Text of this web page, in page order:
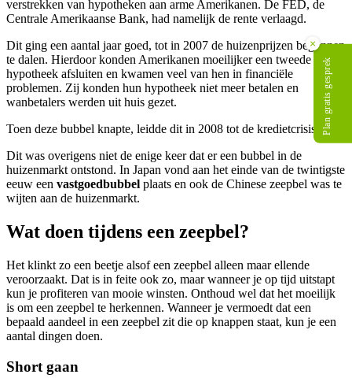
verstrekken van hypotheken aan arme Amerikanen. De FED, de
Centrale Amerikaanse Bank, had namelijk de rente verlaagd.
Dit ging een aantal jaar goed, tot in 2007 de huizenprijzen begonnen
te dalen. Hierdoor konden Amerikanen moeilijker een tweede
hypotheek afsluiten en kwamen veel van hen in financiële
problemen. Zij konden hun hypotheek niet meer betalen en
wanbetalers werden uit huis gezet.
Toen deze bubbel knapte, leidde dit in 2008 tot de kredietcrisis.
Dit was overigens niet de enige keer dat er een bubbel in de
huizenmarkt ontstond. In Japan vond aan het einde van de twintigste
eeuw een vastgoedbubbel plaats en ook de Chinese zeepbel was te
wijten aan de huizenmarkt.
Wat doen tijdens een zeepbel?
Het klinkt zo een beetje alsof een zeepbel alleen maar ellende
veroorzaakt. Dat is in feite ook zo, maar wanneer je op tijd uitstapt
kun je profiteren van mooie winsten. Onthoud wel dat het moeilijk
is om een zeepbel te herkennen. Wanneer je vermoedt dat een
bepaald aandeel in een zeepbel zit die op knappen staat, kun je een
aantal dingen doen.
Short gaan
×
Plan gratis gesprek